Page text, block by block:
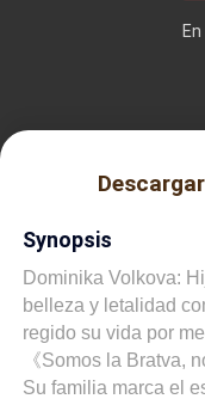
Synopsis
Dominika Volkova:
belleza y letalidad
regido su vida por
《Somos la Bratva,
Su familia marca el